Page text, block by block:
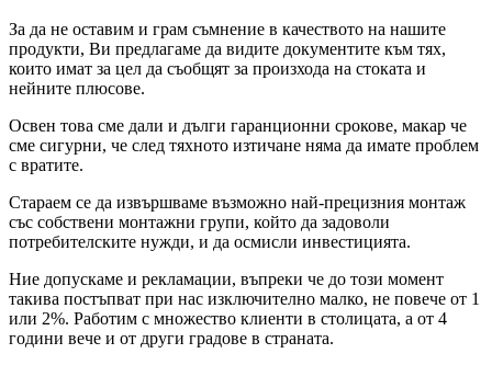
За да не оставим и грам съмнение в качеството на нашите
продукти, Ви предлагаме да видите документите към тях,
които имат за цел да съобщят за произхода на стоката и
нейните плюсове.
Освен това сме дали и дълги гаранционни срокове, макар че
сме сигурни, че след тяхното изтичане няма да имате проблем
с вратите.
Стараем се да извършваме възможно най-прецизния монтаж
със собствени монтажни групи, който да задоволи
потребителските нужди, и да осмисли инвестицията.
Ние допускаме и рекламации, въпреки че до този момент
такива постъпват при нас изключително малко, не повече от 1
или 2%. Работим с множество клиенти в столицата, а от 4
години вече и от други градове в страната.